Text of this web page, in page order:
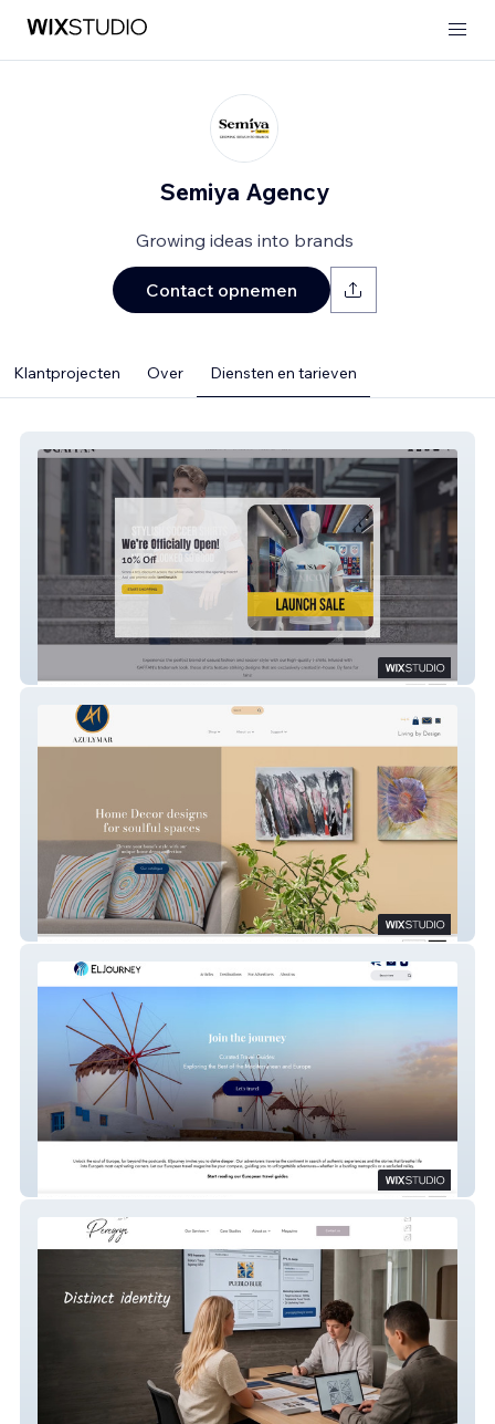
Semiya Agency
Growing ideas into brands
Contact opnemen
Klantprojecten Over Diensten en tarieven
AzulyMar Designs